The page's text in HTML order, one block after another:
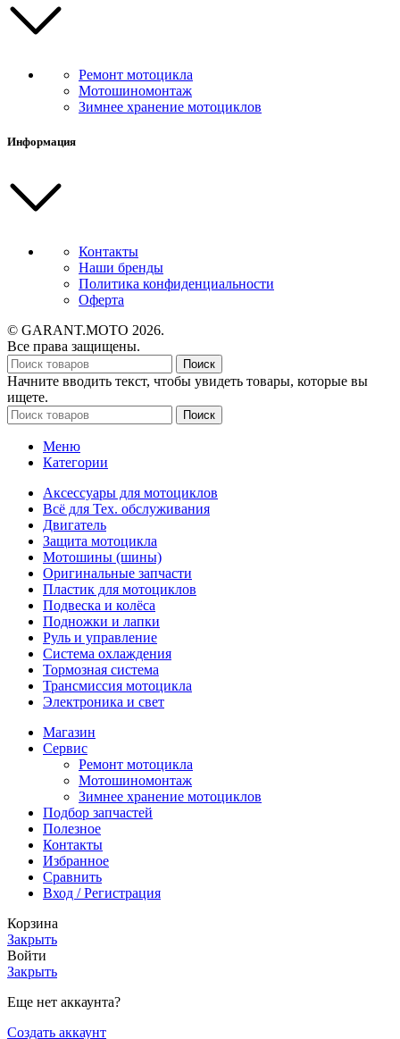
Ремонт мотоцикла
Мотошиномонтаж
Зимнее хранение мотоциклов
Информация
Контакты
Наши бренды
Политика конфиденциальности
Оферта
© GARANT.MOTO 2026.
Все права защищены.
Поиск
Начните вводить текст, чтобы увидеть товары, которые вы
ищете.
Поиск
Меню
Категории
Аксессуары для мотоциклов
Всё для Тех. обслуживания
Двигатель
Защита мотоцикла
Мотошины (шины)
Оригинальные запчасти
Пластик для мотоциклов
Подвеска и колёса
Подножки и лапки
Руль и управление
Система охлаждения
Тормозная система
Трансмиссия мотоцикла
Электроника и свет
Магазин
Сервис
Ремонт мотоцикла
Мотошиномонтаж
Зимнее хранение мотоциклов
Подбор запчастей
Полезное
Контакты
Избранное
Сравнить
Вход / Регистрация
Корзина
Закрыть
Войти
Закрыть
Еще нет аккаунта?
Создать аккаунт